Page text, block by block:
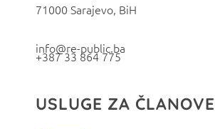
71000 Sarajevo, BiH
info@re-public.ba
+387 33 864 775
USLUGE ZA ČLANOVE